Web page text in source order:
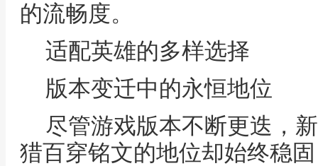
的流畅度。
适配英雄的多样选择
版本变迁中的永恒地位
尽管游戏版本不断更迭，
猎百穿铭文的地位却始终稳